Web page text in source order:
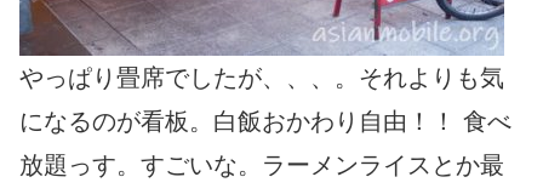
やっぱり畳席でしたが、、、。それよりも気
になるのが看板。白飯おかわり自由！！ 食べ
放題っす。すごいな。ラーメンライスとか最